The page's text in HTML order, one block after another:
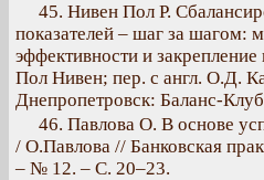
45. Нивен Пол Р.
показателей – шаг за шагом:
эффективности и закрепление
Пол Нивен; пер. с англ. О.Д.
Днепропетровск: Баланс-
46. Павлова О. В основе
/ О.Павлова // Банковская
– № 12. – С. 20–23.